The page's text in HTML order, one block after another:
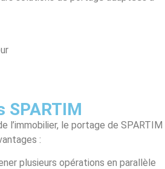
SPARTIM
l’immobilier, le portage de SPARTIM
:
plusieurs opérations en parallèle